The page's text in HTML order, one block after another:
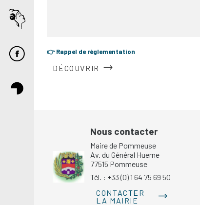
👉 Rappel de règlementation
DÉCOUVRIR
Nous contacter
Maire de Pommeuse
Av. du Général Huerne
77515 Pommeuse
Tél. : +33 (0) 1 64 75 69 50
CONTACTER
LA MAIRIE